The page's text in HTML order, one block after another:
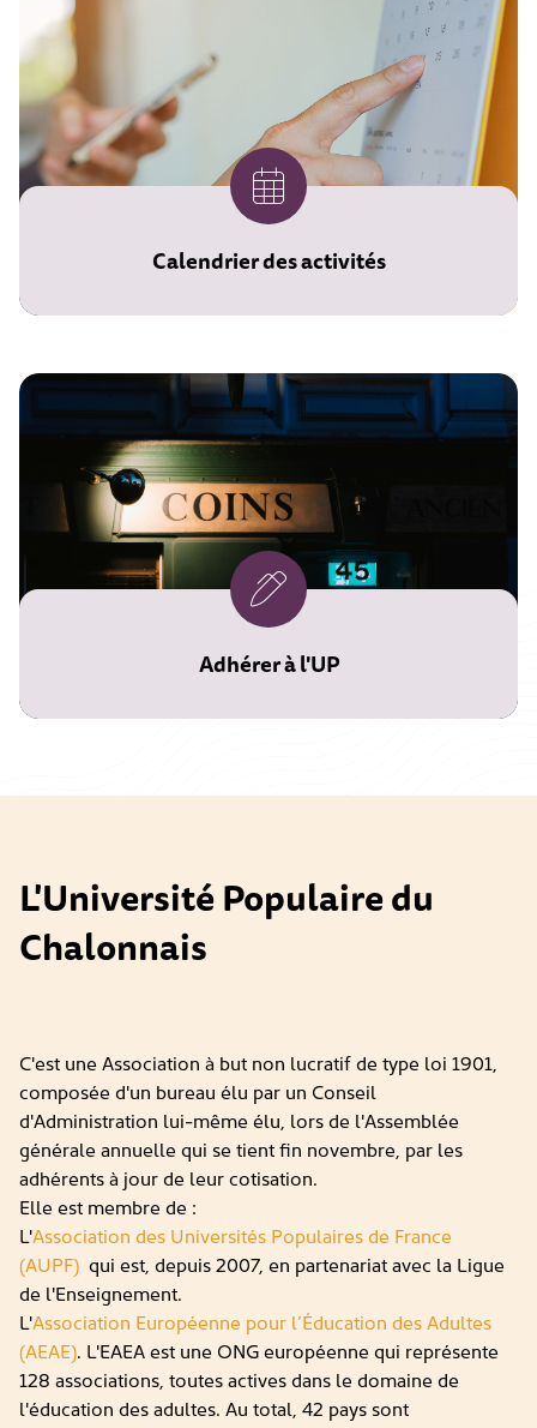
Calendrier des activités
Adhérer à l'UP
L'Université Populaire du
Chalonnais
C'est une Association à but non lucratif de type loi 1901,
composée d'un bureau élu par un Conseil
d'Administration lui-même élu, lors de l'Assemblée
générale annuelle qui se tient fin novembre, par les
adhérents à jour de leur cotisation.
Elle est membre de :
L'Association des Universités Populaires de France
(AUPF) qui est, depuis 2007, en partenariat avec la Ligue
de l'Enseignement.
L'Association Européenne pour l’Éducation des Adultes
(AEAE). L'EAEA est une ONG européenne qui représente
128 associations, toutes actives dans le domaine de
l'éducation des adultes. Au total, 42 pays sont